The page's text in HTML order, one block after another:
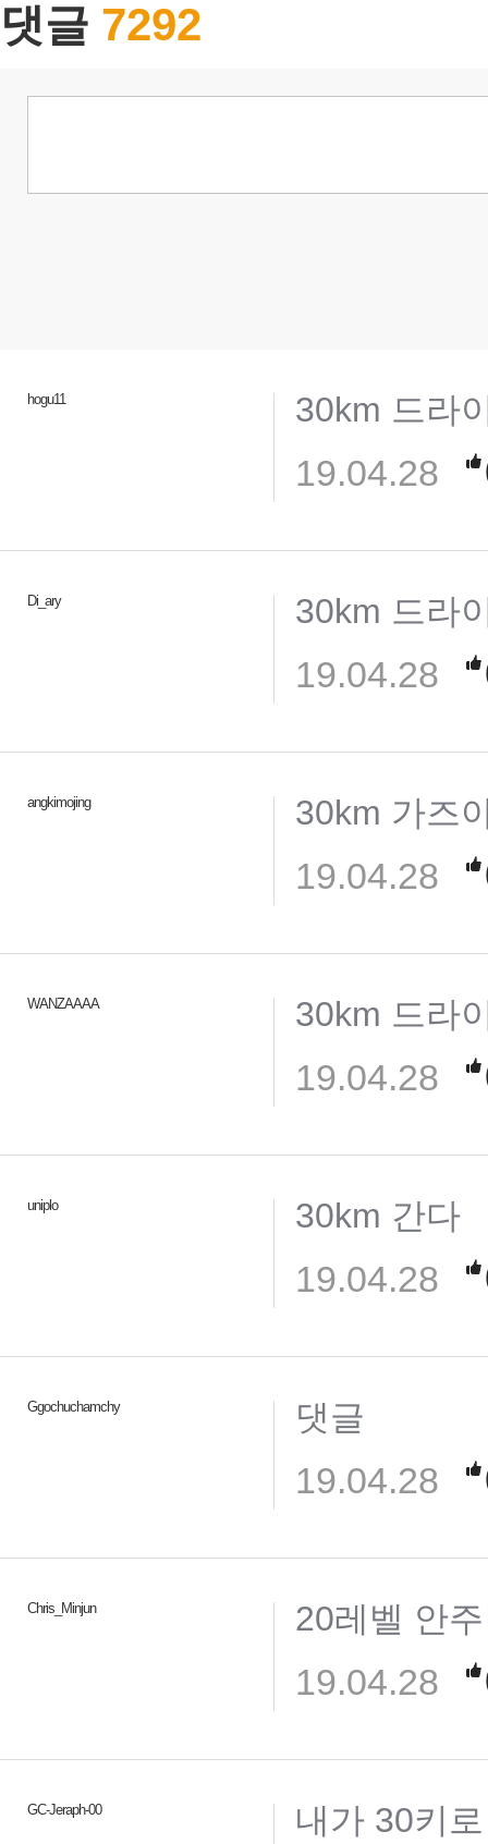
댓글 7292
hogu11 30km 드라
19.04.28
Di_ary 30km 드라
19.04.28
angkimojing 30km 가즈
19.04.28
WANZAAAA 30km 드라
19.04.28
uniplo 30km 간다
19.04.28
Ggochuchamchy 댓글
19.04.28
Chris_Minjun 20레벨 안
19.04.28
GC-Jeraph-00
내가 30키